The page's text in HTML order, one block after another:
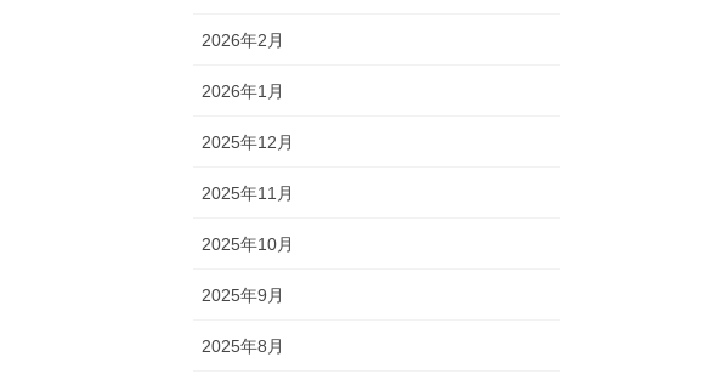
2026年2月
2026年1月
2025年12月
2025年11月
2025年10月
2025年9月
2025年8月